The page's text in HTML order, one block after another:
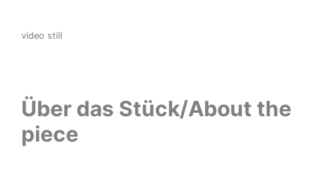
video still
Über das Stück/About the
piece